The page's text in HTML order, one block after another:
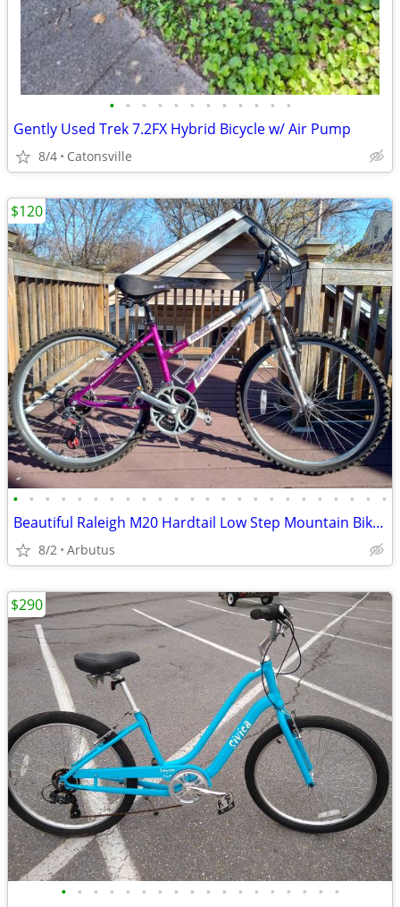
• • • • • • • • • • • •
Gently Used Trek 7.2FX Hybrid Bicycle w/ Air Pump
8/4 Catonsville
• • • • • • • • • • • • • • • • • • • • • • • •
Beautiful Raleigh M20 Hardtail Low Step Mountain Bike, Size M
8/2 Arbutus
$120
• • • • • • • • • • • • • • • • • •
$290